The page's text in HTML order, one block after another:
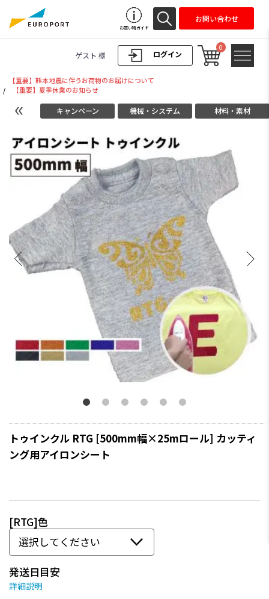
ログイン
ゲスト 様
0
お買い物ガイド
お問い合わせ
【重要】熊本地震に伴うお荷物のお届けについて
/
【重要】夏季休業のお知らせ
キャンペーン 機械・システム 材料・素材
トゥインクル RTG [500mm幅×25mロール] カッティ
ング用アイロンシート
[RTG]色
発送日目安
詳細説明